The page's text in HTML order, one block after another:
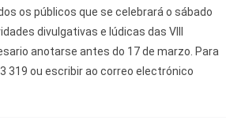
os públicos que se celebrará o sábado
divulgativas e lúdicas das VIII
anotarse antes do 17 de marzo. Para
319 ou escribir ao correo electrónico